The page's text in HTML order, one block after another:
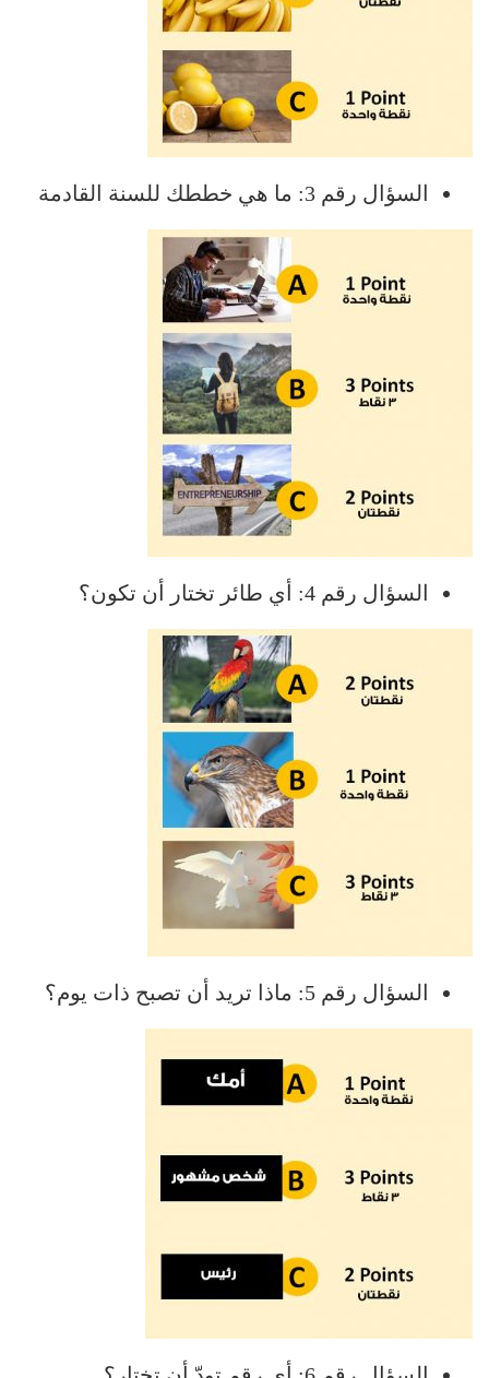
السؤال رقم 3: ما هي خططك للسنة القادمة
السؤال رقم 4: أي طائر تختار أن تكون؟
السؤال رقم 5: ماذا تريد أن تصبح ذات يوم؟